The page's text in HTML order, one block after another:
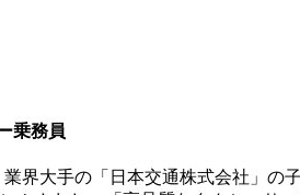
乗務員
界大手の「日本交通株式会社」の